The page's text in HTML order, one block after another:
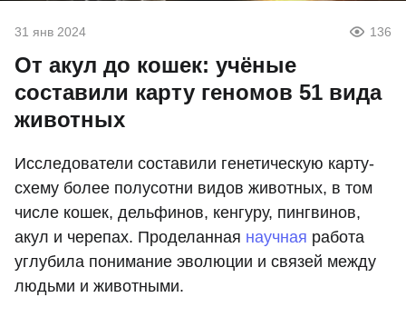
31 янв 2024 136
От акул до кошек: учёные
составили карту геномов 51 вида
животных
Исследователи составили генетическую карту-
схему более полусотни видов животных, в том
числе кошек, дельфинов, кенгуру, пингвинов,
акул и черепах. Проделанная научная работа
углубила понимание эволюции и связей между
людьми и животными.